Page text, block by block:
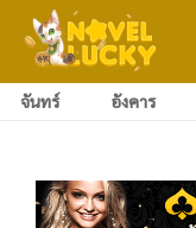
จันทร์ อังคาร